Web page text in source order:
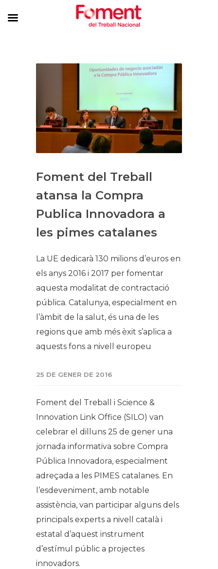
Foment del Treball
atansa la Compra
Publica Innovadora a
les pimes catalanes
La UE dedicarà 130 milions d’euros en
els anys 2016 i 2017 per fomentar
aquesta modalitat de contractació
pública. Catalunya, especialment en
l’àmbit de la salut, és una de les
regions que amb més èxit s’aplica a
aquests fons a nivell europeu
25 DE GENER DE 2016
Foment del Treball i Science &
Innovation Link Office (SILO) van
celebrar el dilluns 25 de gener una
jornada informativa sobre Compra
Pública Innovadora, especialment
adreçada a les PIMES catalanes. En
l’esdeveniment, amb notable
assistència, van participar alguns dels
principals experts a nivell català i
estatal d’aquest instrument
d’estímul públic a projectes
innovadors.